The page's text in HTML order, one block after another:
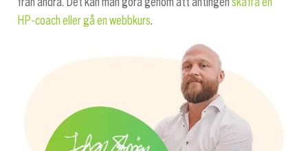
HP-coach eller gå en webbkurs.